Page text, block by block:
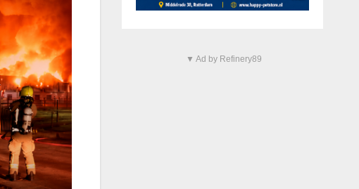
▼ Ad by Refinery89